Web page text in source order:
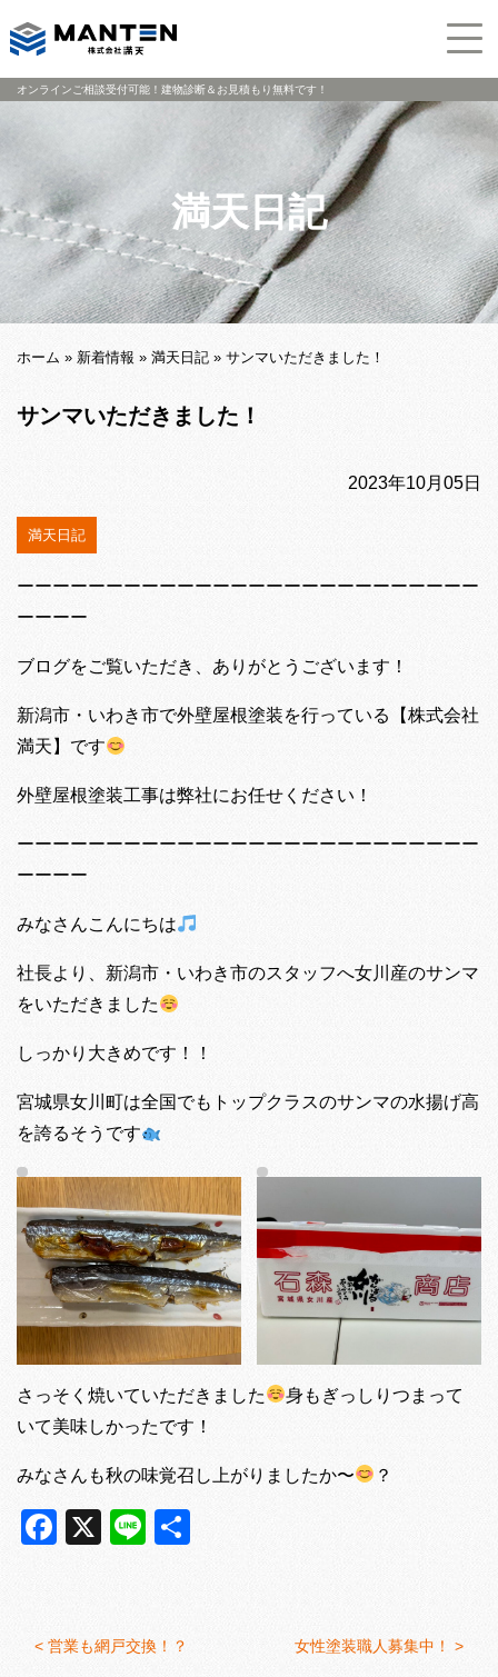
オンラインご相談受付可能！建物診断＆お見積もり無料です！
満天日記
ホーム » 新着情報 » 満天日記 » サンマいただきました！
サンマいただきました！
2023年10月05日
満天日記
ーーーーーーーーーーーーーーーーーーーーーーーーーー
ーーーー
ブログをご覧いただき、ありがとうございます！
新潟市・いわき市で外壁屋根塗装を行っている【株式会社
満天】です
外壁屋根塗装工事は弊社にお任せください！
ーーーーーーーーーーーーーーーーーーーーーーーーーー
ーーーー
みなさんこんにちは
社長より、新潟市・いわき市のスタッフへ女川産のサンマ
をいただきました
しっかり大きめです！！
宮城県女川町は全国でもトップクラスのサンマの水揚げ高
を誇るそうです
さっそく焼いていただきました
身もぎっしりつまって
いて美味しかったです！
みなさんも秋の味覚召し上がりましたか〜 ？
Facebook
X Line
< 営業も網戸交換！？ 女性塗装職人募集中！ >